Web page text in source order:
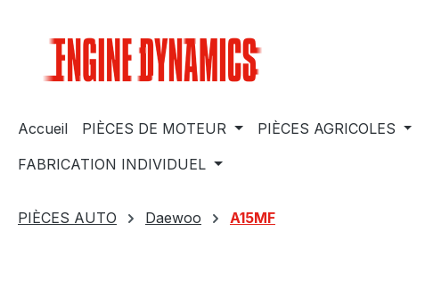
Accueil PIÈCES DE MOTEUR PIÈCES AGRICOLES
FABRICATION INDIVIDUEL
PIÈCES AUTO Daewoo A15MF